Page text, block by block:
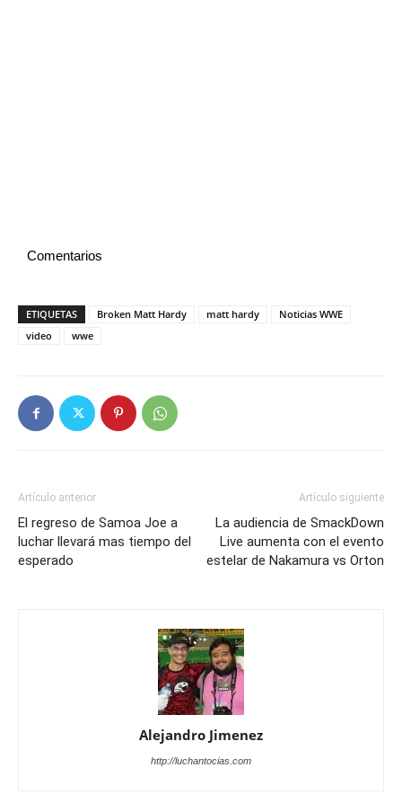
Comentarios
ETIQUETAS Broken Matt Hardy matt hardy
Noticias WWE
video
wwe
Artículo anterior
El regreso de Samoa Joe a
luchar llevará mas tiempo del
esperado
Artículo siguiente
La audiencia de SmackDown
Live aumenta con el evento
estelar de Nakamura vs Orton
Alejandro Jimenez
http://luchantocias.com